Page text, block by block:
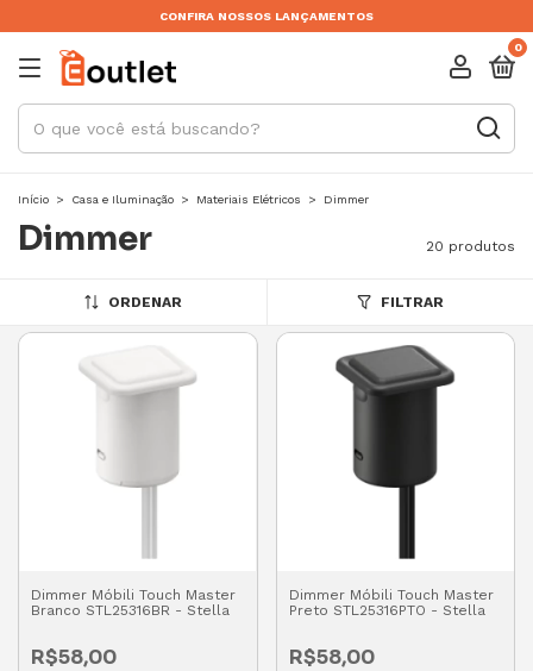
CONFIRA NOSSOS LANÇAMENTOS
0
Início > Casa e Iluminação > Materiais Elétricos > Dimmer
Dimmer 20 produtos
ORDENAR FILTRAR
Dimmer Móbili Touch Master
Branco STL25316BR - Stella
R$58,00
Dimmer Móbili Touch Master
Preto STL25316PTO - Stella
R$58,00